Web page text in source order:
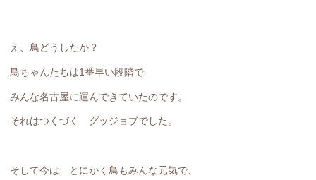
え、鳥どうしたか？
鳥ちゃんたちは1番早い段階で
みんな名古屋に運んできていたのです。
それはつくづく グッジョブでした。
そして今は とにかく鳥もみんな元気で、